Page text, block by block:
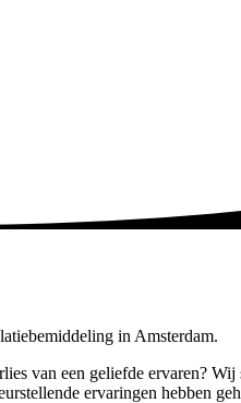
in Amsterdam.
van een geliefde ervaren?
ervaringen hebben